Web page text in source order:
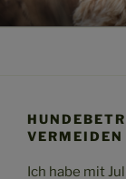
Inhalt
Weil Verstehen
VERMEIDEN
Ich habe mit